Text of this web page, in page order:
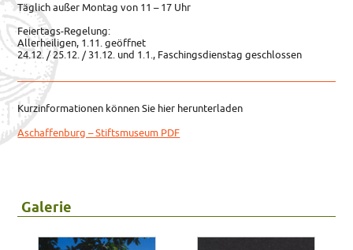
Täglich außer Montag von 11 – 17 Uhr
Feiertags-Regelung:
Allerheiligen, 1.11. geöffnet
24.12. / 25.12. / 31.12. und 1.1., Faschingsdienstag geschlossen
Kurzinformationen können Sie hier herunterladen
Aschaffenburg – Stiftsmuseum PDF
Galerie